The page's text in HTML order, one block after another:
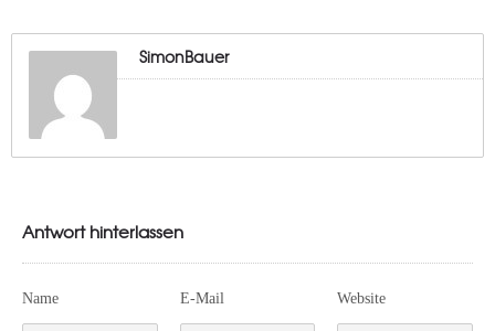
SimonBauer
Antwort hinterlassen
Name E-Mail Website